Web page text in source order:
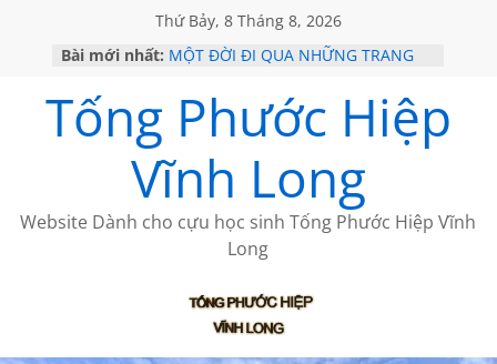
Thứ Bảy, 8 Tháng 8, 2026
Bài mới nhất: MỘT ĐỜI ĐI QUA NHỮNG TRANG
KHÔNG ĐỀ 19 CỦA THÁI LÃO
CHÙM THƠ CỦA BÍCH HÀ
GIÃ TỪ ĐÀ LẠT của ANTH ĐOÀN
HỌC SỬ HỒI XƯA
Tống Phước Hiệp
Vĩnh Long
Website Dành cho cựu học sinh Tống Phước Hiệp Vĩnh
Long